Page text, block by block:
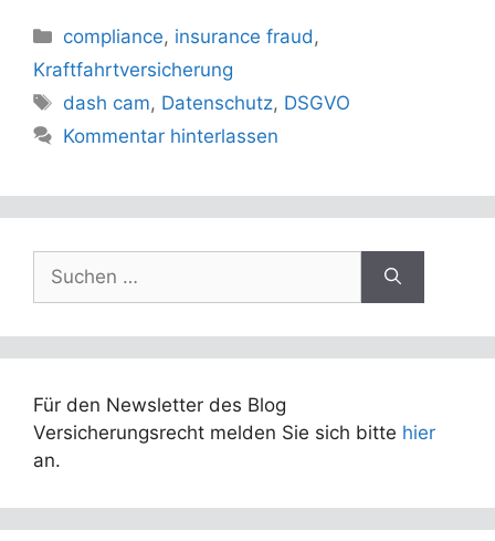
Kategorien
compliance, insurance fraud ,
Kraftfahrtversicherung
Schlagwörter
dash cam, Datenschutz, DSGVO
Kommentar hinterlassen
nach:
Für den Newsletter des Blog
Versicherungsrecht melden Sie sich bitte hier
an.